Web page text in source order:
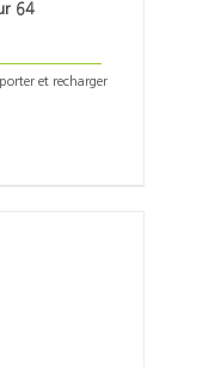
64
et recharger